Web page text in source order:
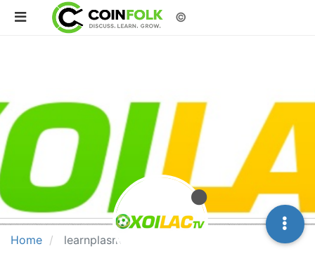
©
Home learnplasmaorg